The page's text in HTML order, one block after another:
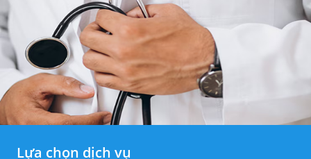
Lựa chọn dịch vụ